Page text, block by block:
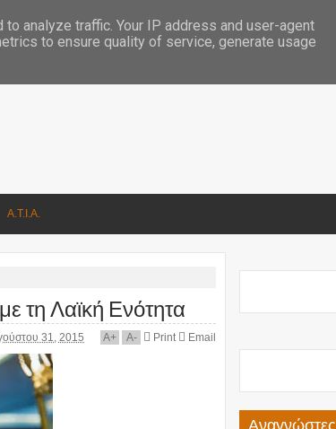
Α.Τ.Ι.Α.
τη Λαϊκή Ενότητα
31, 2015 A+ A- Print Email
Αναγνώστες
analyze traffic. Your IP address and user-agent
to ensure quality of service, generate usage